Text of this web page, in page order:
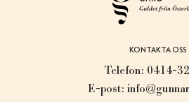
KONTAKTA OSS
Telefon: 0414-
E-post: